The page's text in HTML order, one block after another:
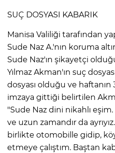
SUÇ DOSYASI KABARIK
Manisa Valiliği tarafından
Sude Naz A.'nın koruma
Sude Naz'ın şikayetçi
Yılmaz Akman'ın suç
dosyası olduğu ve
imzaya gittiği belirtilen
"Sude Naz dini nikahlı
ve uzun zamandır da
birlikte otomobille gidip,
etmeye çalıştım. Baştan